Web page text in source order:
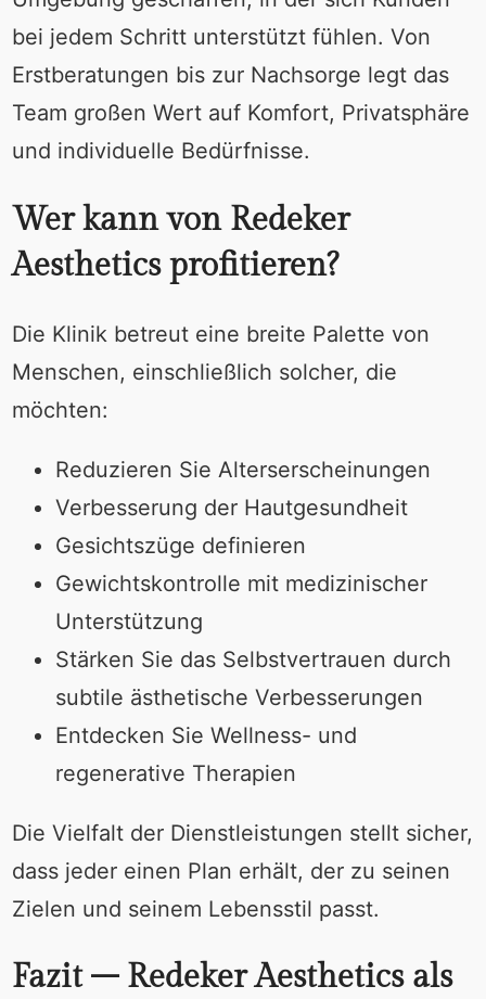
bei jedem Schritt unterstützt fühlen. Von
Erstberatungen bis zur Nachsorge legt das
Team großen Wert auf Komfort, Privatsphäre
und individuelle Bedürfnisse.
Wer kann von Redeker
Aesthetics profitieren?
Die Klinik betreut eine breite Palette von
Menschen, einschließlich solcher, die
möchten:
Reduzieren Sie Alterserscheinungen
Verbesserung der Hautgesundheit
Gesichtszüge definieren
Gewichtskontrolle mit medizinischer
Unterstützung
Stärken Sie das Selbstvertrauen durch
subtile ästhetische Verbesserungen
Entdecken Sie Wellness- und
regenerative Therapien
Die Vielfalt der Dienstleistungen stellt sicher,
dass jeder einen Plan erhält, der zu seinen
Zielen und seinem Lebensstil passt.
Fazit – Redeker Aesthetics als